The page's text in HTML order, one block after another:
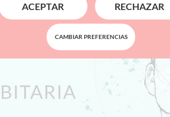
ACEPTAR RECHAZAR
CAMBIAR PREFERENCIAS